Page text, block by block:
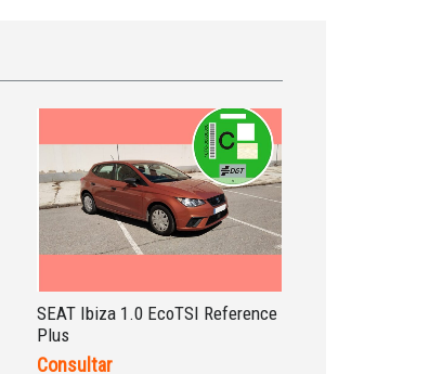
SEAT Ibiza 1.0 EcoTSI Reference
Plus
Consultar